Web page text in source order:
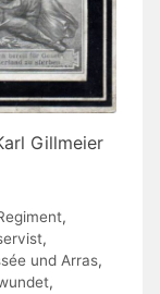
Gillmeier
,
,
und Arras,
,